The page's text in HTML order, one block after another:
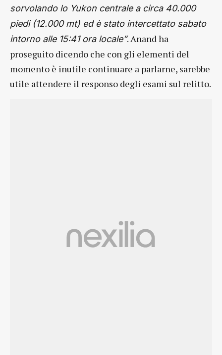
sorvolando lo Yukon centrale a circa 40.000
piedi (12.000 mt) ed è stato intercettato sabato
intorno alle 15:41 ora locale”. Anand ha
proseguito dicendo che con gli elementi del
momento è inutile continuare a parlarne, sarebbe
utile attendere il responso degli esami sul relitto.